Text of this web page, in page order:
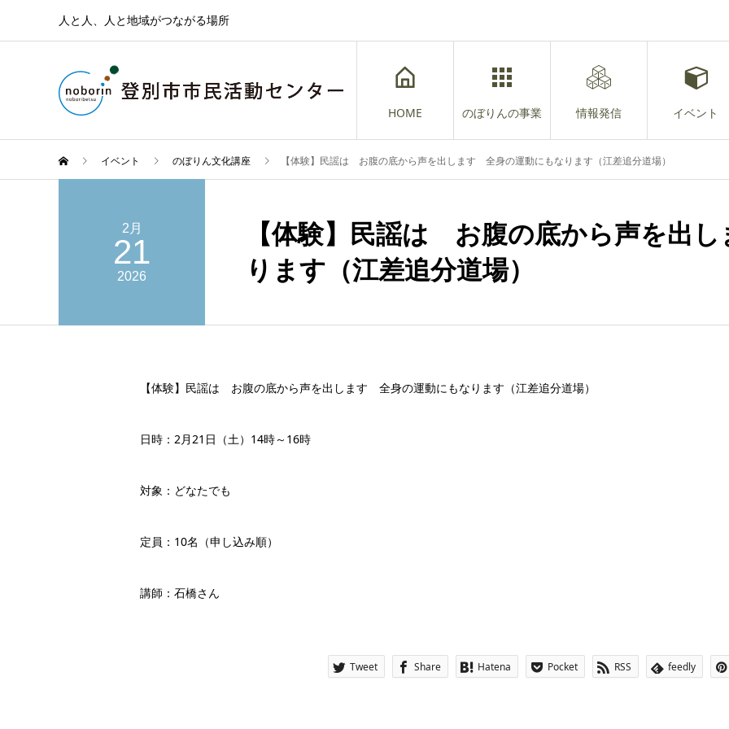
人と人、人と地域がつながる場所
HOME のぼりんの事業 情報発信 イベント
イベント のぼりん文化講座 【体験】民謡は お腹の底から声を出します 全身の運動にもなります（江差追分道場）
2月
21
2026
【体験】民謡は お腹の底から声を出
ります（江差追分道場）
【体験】民謡は お腹の底から声を出します 全身の運動にもなります（江差追分道場）
日時：2月21日（土）14時～16時
対象：どなたでも
定員：10名（申し込み順）
講師：石橋さん
Tweet Share Hatena Pocket RSS feedly